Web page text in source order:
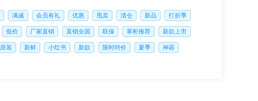
满减 会员有礼 优惠 甩卖 清仓 新品 打折季
低价 厂家直销 直销全国 联保 掌柜推荐 新款上市
原装 新鲜 小红书 新款 限时特价 夏季 神器